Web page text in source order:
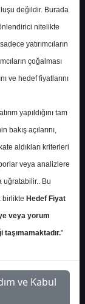
245,00 ₺
148,04 ₺
%51.21
Tavsiye
1
değildir. Burada
nitelikte
yatırımcıların
çoğalması
ve hedef fiyatlarını
yapıldığını tam
açılarını,
aldıkları kriterleri
veya analizlere
uğratabilir.. Bu
birlikte Hedef Fiyat
veya yorum
"
Kabul